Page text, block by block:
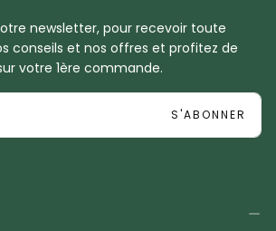
newsletter, pour recevoir toute
conseils et nos offres et profitez de
votre 1ère commande.
S'ABONNER